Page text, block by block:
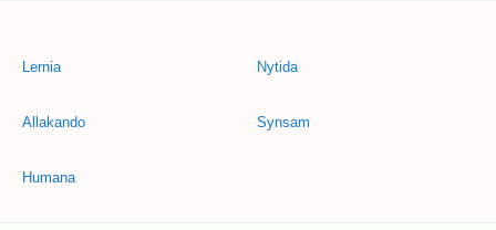
Lernia
Allakando
Humana
Nytida
Synsam